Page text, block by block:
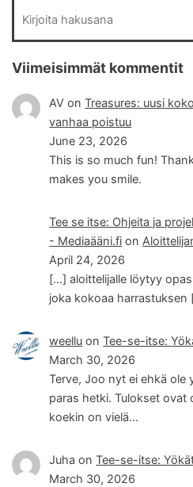
Viimeisimmät kommentit
AV onTreasures: uusi
vanhaa poistuu
June 23, 2026
This is so much fun!
makes you smile.
Tee se itse: Ohjeita ja
- Mediaääni.fi on
April 24, 2026
[…] aloittelijalle löytyy
joka kokoaa harrastuksen
weellu onTee-se-itse:
March 30, 2026
Terve, Joo nyt ei ehkä ole
paras hetki. Tulokset ovat
koekin on vielä…
Juha onTee-se-itse:
March 30, 2026